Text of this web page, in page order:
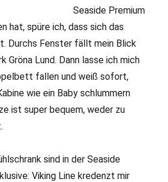
Seaside Premium
hat, spüre ich, dass sich das
Durchs Fenster fällt mein Blick
Gröna Lund. Dann lasse ich mich
fallen und weiß sofort,
wie ein Baby schlummern
ist super bequem, weder zu
sind in der Seaside
Viking Line kredenzt mir